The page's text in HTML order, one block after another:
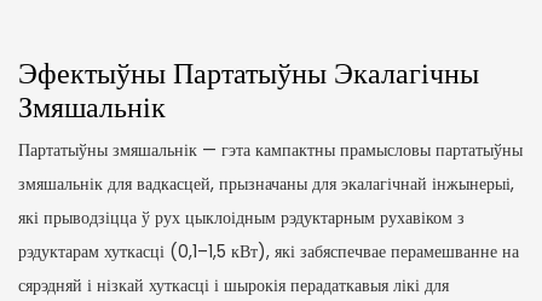
Эфектыўны Партатыўны Экалагічны
Змяшальнік
Партатыўны змяшальнік — гэта кампактны прамысловы партатыўны
змяшальнік для вадкасцей, прызначаны для экалагічнай інжынерыі,
які прыводзіцца ў рух цыклоідным рэдуктарным рухавіком з
рэдуктарам хуткасці (0,1–1,5 кВт), які забяспечвае перамешванне на
сярэдняй і нізкай хуткасці і шырокія перадаткавыя лікі для